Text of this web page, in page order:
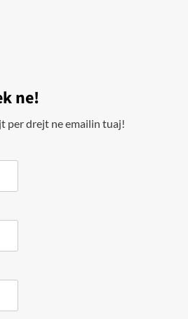
ne!
per drejt ne emailin tuaj!